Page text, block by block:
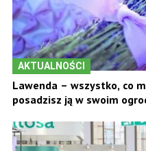
AKTUALNOŚCI
Lawenda – wszystko, co
posadzisz ją w swoim